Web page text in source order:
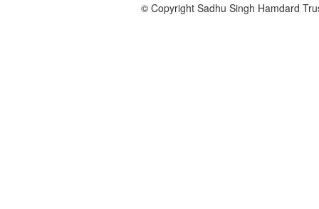
© Copyright Sadhu Singh Hamdard